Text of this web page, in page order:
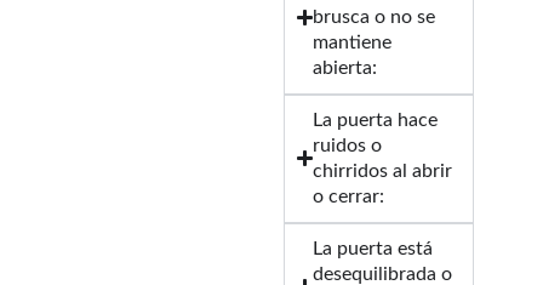
brusca o no se
mantiene
abierta:
La puerta hace
ruidos o
chirridos al abrir
o cerrar:
La puerta está
desequilibrada o